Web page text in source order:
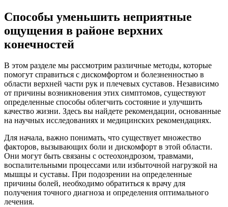
Способы уменьшить неприятные
ощущения в районе верхних
конечностей
В этом разделе мы рассмотрим различные методы, которые
помогут справиться с дискомфортом и болезненностью в
области верхней части рук и плечевых суставов. Независимо
от причины возникновения этих симптомов, существуют
определенные способы облегчить состояние и улучшить
качество жизни. Здесь вы найдете рекомендации, основанные
на научных исследованиях и медицинских рекомендациях.
Для начала, важно понимать, что существует множество
факторов, вызывающих боли и дискомфорт в этой области.
Они могут быть связаны с остеохондрозом, травмами,
воспалительными процессами или избыточной нагрузкой на
мышцы и суставы. При подозрении на определенные
причины болей, необходимо обратиться к врачу для
получения точного диагноза и определения оптимального
лечения.